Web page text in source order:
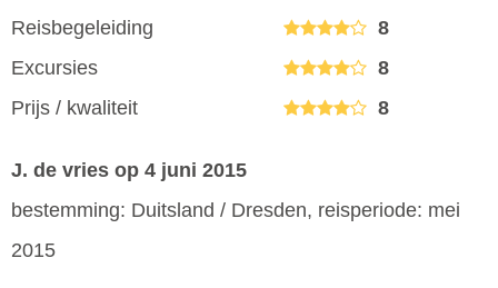
Reisbegeleiding
8
Excursies
8
Prijs / kwaliteit
8
J. de vries op 4 juni 2015
bestemming: Duitsland / Dresden, reisperiode: mei
2015